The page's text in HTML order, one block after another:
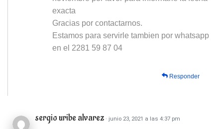
exacta
Gracias por contactarnos.
Estamos para servirle tambien por whatsapp
en el 2281 59 87 04
Responder
sergio uribe alvarez · junio 23, 2021 a las 4:37 pm